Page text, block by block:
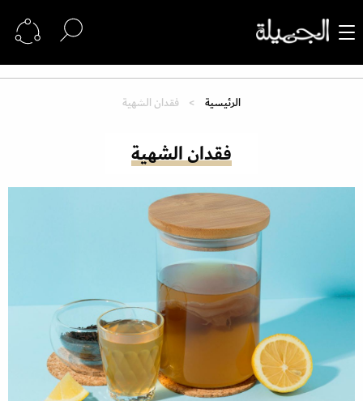
الرئيسية فقدان الشهية
فقدان الشهية